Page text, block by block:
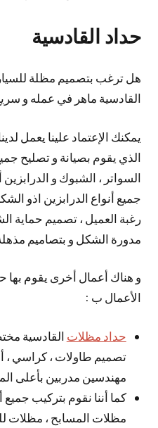
حداد القادسية
هل ترغب بتصميم مظلة
القادسية ماهر في عمله و
يمكنك الإعتماد علينا يعمل
الذي يقوم بصيانة و تصليح
السواتر ، الشبوك و الدرابزين
جميع أنواع الدرابزين اذو
رغبة العميل ، تصميم حماية
مدورة الشكل و بتصاميم
و هناك أعمال أخرى يقوم بها
الأعمال ب :
حداد مظلات القادسية
تصميم طاولات ، كراسي ،
مهندسين مدربين بأعلى
كما أننا نقوم بتركيب جميع
مظلات المسابح ، مظلات